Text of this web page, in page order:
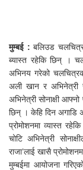
मुम्बई : बलिउड चलचित्र
ब्यास्त रहेकि छिन् ।
अभिनय गरेको
अली खान र अभिनेत्री
अभिनेत्री सोनाक्षी
छिन् । केहि दिन अगाडि
प्रोमोशनमा व्यास्त
चोटि अभिनेत्री
राजा’लाई खासै
मुम्बईमा आयोजना